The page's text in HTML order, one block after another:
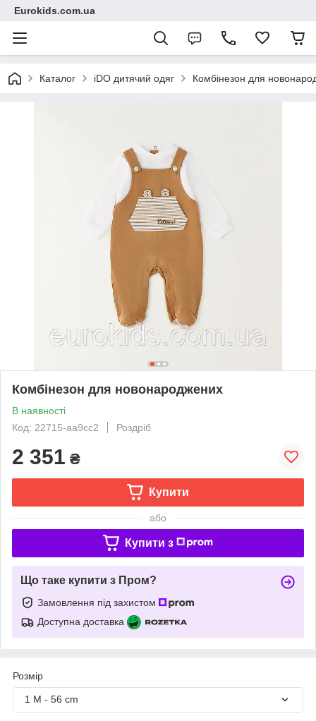
Eurokids.com.ua
Каталог iDO дитячий одяг Комбінезон для
Комбінезон для новонароджених
В наявності
Код: 22715-aa9cc2
Роздріб
2 351 ₴
Купити
або
Купити з
Що таке купити з Пром?
Замовлення під захистом
Доступна доставка
Розмір
1 M - 56 cm